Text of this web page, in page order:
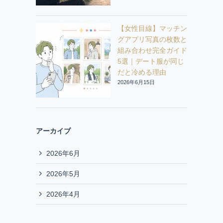
【女性目線】マッチン
グアプリ写真の枚数と
組み合わせ完全ガイド
5選｜デート服が同じ
だと冷める理由
2026年6月15日
アーカイブ
2026年6月
2026年5月
2026年4月